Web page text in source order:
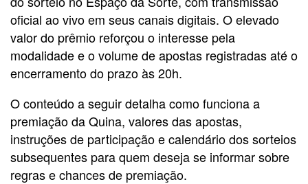
oficial ao vivo em seus canais digitais. O elevado
valor do prêmio reforçou o interesse pela
modalidade e o volume de apostas registradas até o
encerramento do prazo às 20h.
O conteúdo a seguir detalha como funciona a
premiação da Quina, valores das apostas,
instruções de participação e calendário dos sorteios
subsequentes para quem deseja se informar sobre
regras e chances de premiação.